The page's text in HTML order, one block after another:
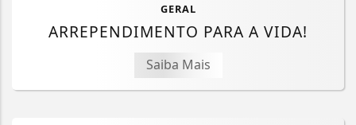
GERAL
ARREPENDIMENTO PARA A VIDA!
Saiba Mais